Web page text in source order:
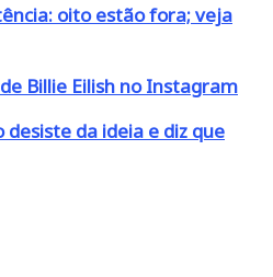
oito estão fora; veja
Billie Eilish no Instagram
desiste da ideia e diz que